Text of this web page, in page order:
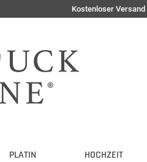
Kostenloser Versand
PLATIN HOCHZEIT